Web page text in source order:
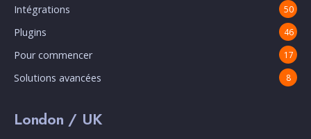
Intégrations 50
Plugins 46
Pour commencer 17
Solutions avancées 8
London / UK